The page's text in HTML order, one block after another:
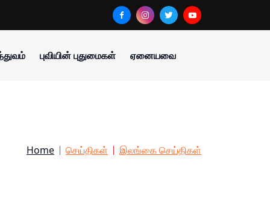
புவியின் புதுமைகள் ஏனையவை
Home செய்திகள் இலங்கை செய்திகள்